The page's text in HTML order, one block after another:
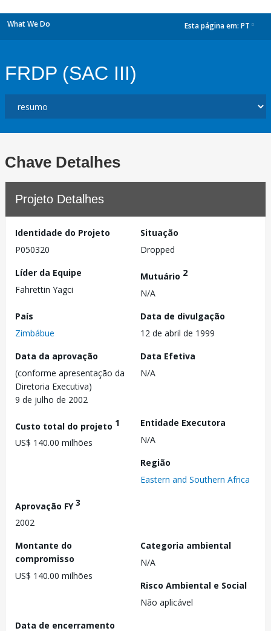
What We Do Esta página em: PT
FRDP (SAC III)
Chave Detalhes
Projeto Detalhes
Identidade do Projeto
P050320
Situação
Dropped
Líder da Equipe
Fahrettin Yagci
Mutuário 2
N/A
País
Zimbábue
Data de divulgação
12 de abril de 1999
Data da aprovação
(conforme apresentação da
Diretoria Executiva)
9 de julho de 2002
Data Efetiva
N/A
Custo total do projeto 1
US$ 140.00 milhões
Entidade Executora
N/A
Região
Eastern and Southern Africa
Aprovação FY3
2002
Montante do
compromisso
US$ 140.00 milhões
Categoria ambiental
N/A
Risco Ambiental e Social
Não aplicável
Data de encerramento